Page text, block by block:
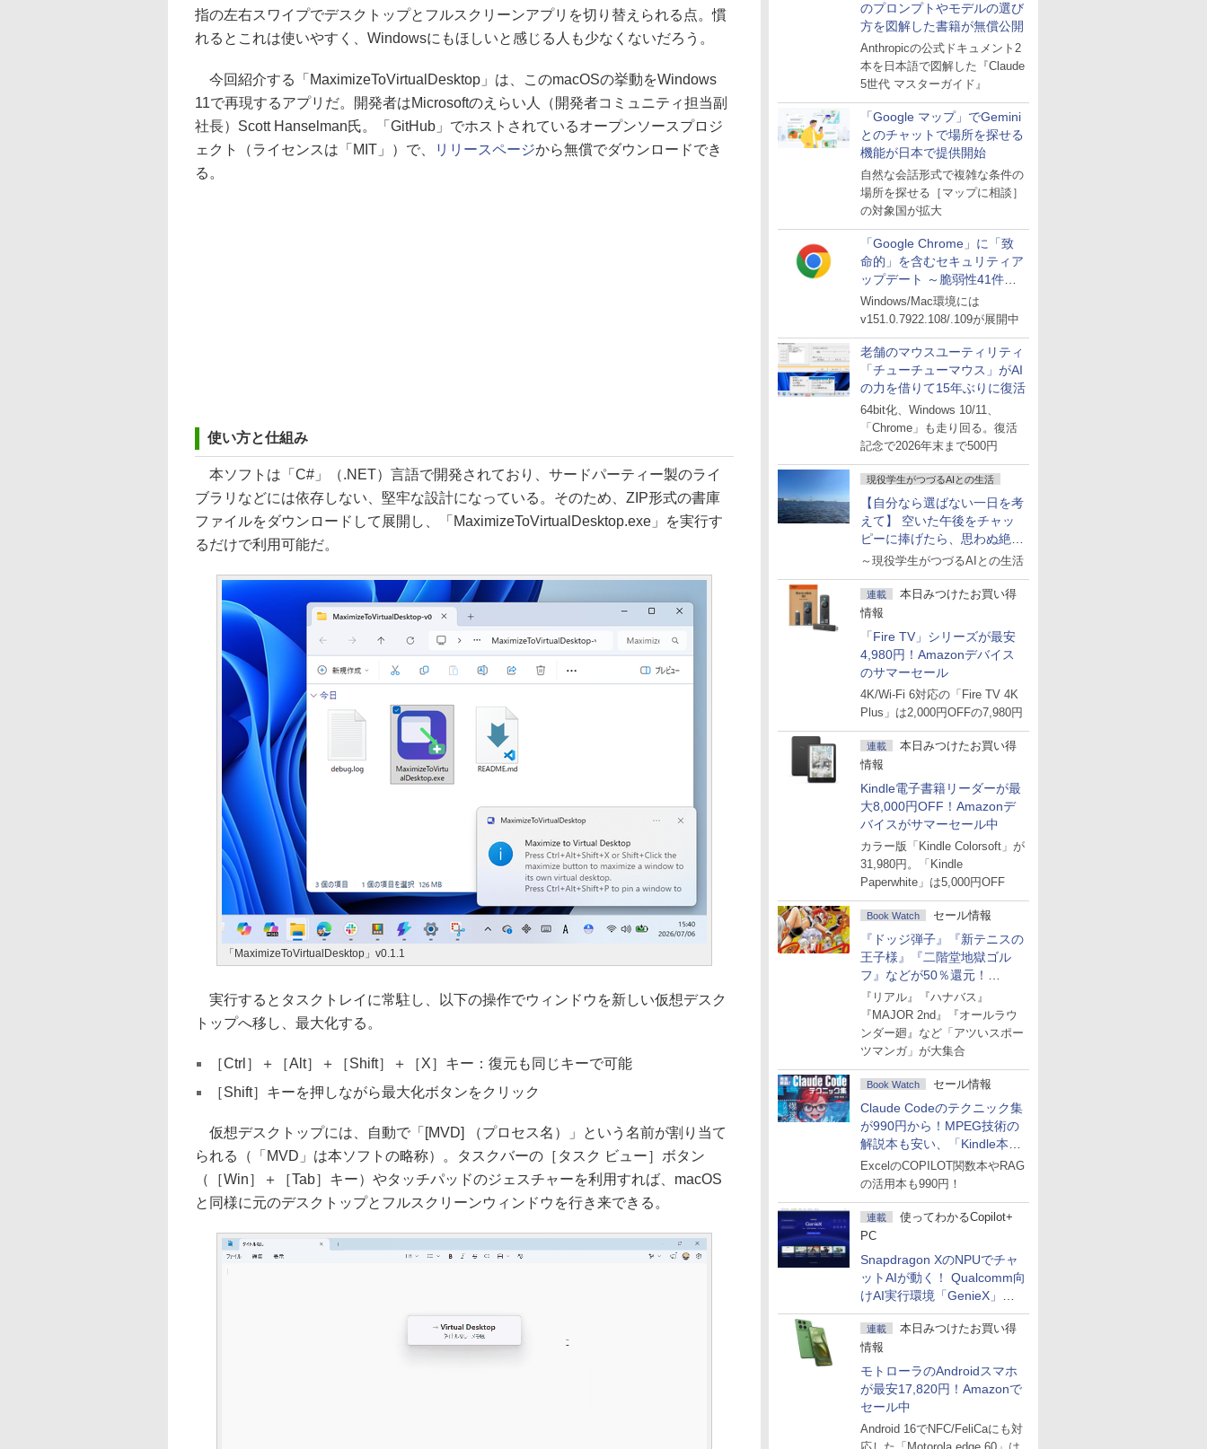
のプロンプトやモデルの選び
方を図解した書籍が無償公開
Anthropicの公式ドキュメント2
本を日本語で図解した『Claude
5世代 マスターガイド』
「Google マップ」でGemini
とのチャットで場所を探せる
機能が日本で提供開始
自然な会話形式で複雑な条件の
場所を探せる［マップに相談］
の対象国が拡大
「Google Chrome」に「致
命的」を含むセキュリティア
ップデート ～脆弱性41件に
対処
Windows/Mac環境には
v151.0.7922.108/.109が展開中
老舗のマウスユーティリティ
「チューチューマウス」がAI
の力を借りて15年ぶりに復活
64bit化、Windows 10/11、
「Chrome」も走り回る。復活
記念で2026年末まで500円
現役学生がつづるAIとの生活
【自分なら選ばない一日を考
えて】 空いた午後をチャッ
ピーに捧げたら、思わぬ絶景
に出会った話
～現役学生がつづるAIとの生活
連載
本日みつけたお買い得
情報
「Fire TV」シリーズが最安
4,980円！Amazonデバイス
のサマーセール
4K/Wi-Fi 6対応の「Fire TV 4K
Plus」は2,000円OFFの7,980円
連載
本日みつけたお買い得
情報
Kindle電子書籍リーダーが最
大8,000円OFF！Amazonデ
バイスがサマーセール中
カラー版「Kindle Colorsoft」が
31,980円。「Kindle
Paperwhite」は5,000円OFF
Book Watch セール情報
『ドッジ弾子』『新テニスの
王子様』『二階堂地獄ゴル
フ』などが50％還元！
Amazonマンガ週末セール
『リアル』『ハナバス』
『MAJOR 2nd』『オールラウ
ンダー廻』など「アツいスポー
ツマンガ」が大集合
Book Watch セール情報
Claude Codeのテクニック集
が990円から！MPEG技術の
解説本も安い、「Kindle本サ
マーセール」第2弾開始！
ExcelのCOPILOT関数本やRAG
の活用本も990円！
連載
使ってわかるCopilot+
PC
Snapdragon XのNPUでチャ
ットAIが動く！ Qualcomm向
けAI実行環境「GenieX」を
試してみた
連載
本日みつけたお買い得
情報
モトローラのAndroidスマホ
が最安17,820円！Amazonで
セール中
Android 16でNFC/FeliCaにも対
指の左右スワイプでデスクトップとフルスクリーンアプリを切り替えられる点。慣
れるとこれは使いやすく、Windowsにもほしいと感じる人も少なくないだろう。
今回紹介する「MaximizeToVirtualDesktop」は、このmacOSの挙動をWindows
11で再現するアプリだ。開発者はMicrosoftのえらい人（開発者コミュニティ担当副
社長）Scott Hanselman氏。「GitHub」でホストされているオープンソースプロジ
ェクト（ライセンスは「MIT」）で、
リリースページから無償でダウンロードでき
る。
使い方と仕組み
本ソフトは「C#」（.NET）言語で開発されており、サードパーティー製のライ
ブラリなどには依存しない、堅牢な設計になっている。そのため、ZIP形式の書庫
ファイルをダウンロードして展開し、「MaximizeToVirtualDesktop.exe」を実行す
るだけで利用可能だ。
「MaximizeToVirtualDesktop」v0.1.1
実行するとタスクトレイに常駐し、以下の操作でウィンドウを新しい仮想デスク
トップへ移し、最大化する。
［Ctrl］＋［Alt］＋［Shift］＋［X］キー：復元も同じキーで可能
［Shift］キーを押しながら最大化ボタンをクリック
仮想デスクトップには、自動で「[MVD] （プロセス名）」という名前が割り当て
られる（「MVD」は本ソフトの略称）。タスクバーの［タスク ビュー］ボタン
（［Win］＋［Tab］キー）やタッチパッドのジェスチャーを利用すれば、macOS
と同様に元のデスクトップとフルスクリーンウィンドウを行き来できる。